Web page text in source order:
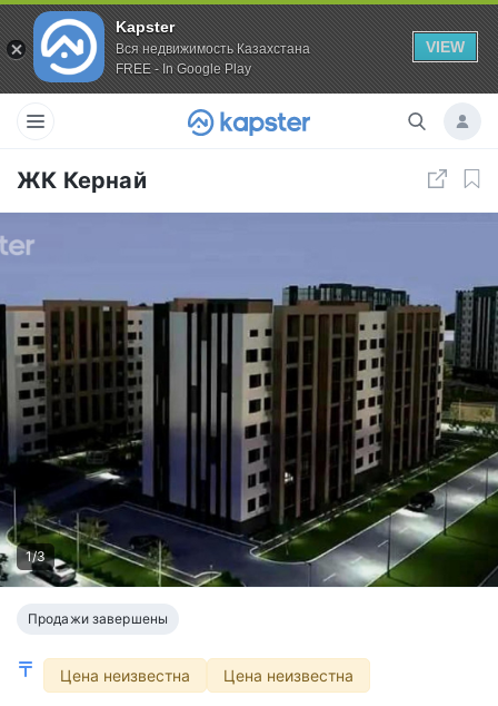
Kapster
Вся недвижимость Казахстана
FREE - In Google Play
VIEW
ЖК Кернай
1/3
Продажи завершены
Цена неизвестна Цена неизвестна